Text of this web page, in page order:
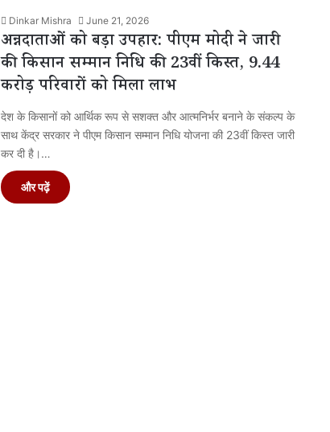
Dinkar Mishra June 21, 2026
अन्नदाताओं को बड़ा उपहार: पीएम मोदी ने जारी
की किसान सम्मान निधि की 23वीं किस्त, 9.44
करोड़ परिवारों को मिला लाभ
देश के किसानों को आर्थिक रूप से सशक्त और आत्मनिर्भर बनाने के संकल्प के
साथ केंद्र सरकार ने पीएम किसान सम्मान निधि योजना की 23वीं किस्त जारी
कर दी है।…
और पढ़ें